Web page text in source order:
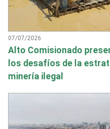
07/07/2026
Alto Comisionado
los desafíos de la
minería ilegal